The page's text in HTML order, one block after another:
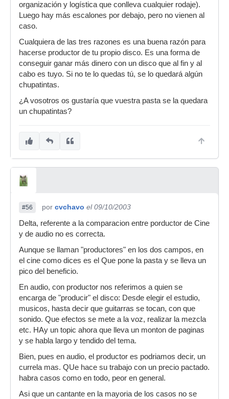
organización y logística que conlleva cualquier rodaje).
Luego hay más escalones por debajo, pero no vienen al
caso.
Cualquiera de las tres razones es una buena razón para
hacerse productor de tu propio disco. Es una forma de
conseguir ganar más dinero con un disco que al fin y al
cabo es tuyo. Si no te lo quedas tú, se lo quedará algún
chupatintas.
¿A vosotros os gustaría que vuestra pasta se la quedara
un chupatintas?
#56 por cvchavo el 09/10/2003
Delta, referente a la comparacion entre porductor de Cine
y de audio no es correcta.
Aunque se llaman "productores" en los dos campos, en
el cine como dices es el Que pone la pasta y se lleva un
pico del beneficio.
En audio, con productor nos referimos a quien se
encarga de "producir" el disco: Desde elegir el estudio,
musicos, hasta decir que guitarras se tocan, con que
sonido. Que efectos se mete a la voz, realizar la mezcla
etc. HAy un topic ahora que lleva un monton de paginas
y se habla largo y tendido del tema.
Bien, pues en audio, el productor es podriamos decir, un
currela mas. QUe hace su trabajo con un precio pactado.
habra casos como en todo, peor en general.
Asi que un cantante en la mayoria de los casos no se